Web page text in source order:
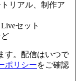
リアル、制作ア
セット
す。配信はいつで
ポリシーをご確認